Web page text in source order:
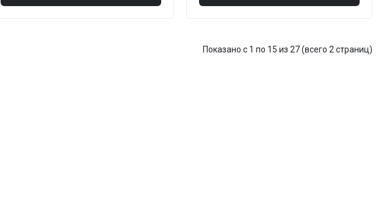
Показано с 1 по 15 из 27 (всего 2 страниц)